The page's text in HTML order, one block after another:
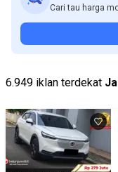
Cari tau harga
6.949 iklan terdekat